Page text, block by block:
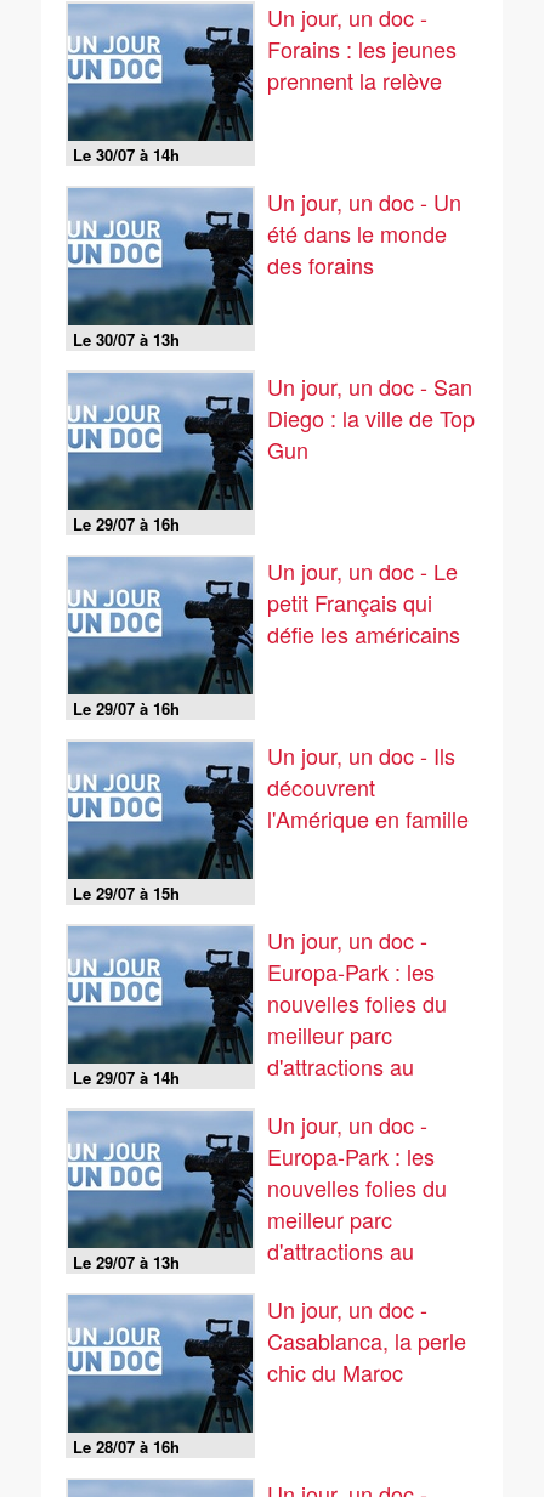
Le 30/07 à 14h
Un jour, un doc -
Forains : les jeunes
prennent la relève
Le 30/07 à 13h
Un jour, un doc - Un
été dans le monde
des forains
Le 29/07 à 16h
Un jour, un doc - San
Diego : la ville de Top
Gun
Le 29/07 à 16h
Un jour, un doc - Le
petit Français qui
défie les américains
Le 29/07 à 15h
Un jour, un doc - Ils
découvrent
l'Amérique en famille
Le 29/07 à 14h
Un jour, un doc -
Europa-Park : les
nouvelles folies du
meilleur parc
d'attractions au
Le 29/07 à 13h
Un jour, un doc -
Europa-Park : les
nouvelles folies du
meilleur parc
d'attractions au
Le 28/07 à 16h
Un jour, un doc -
Casablanca, la perle
chic du Maroc